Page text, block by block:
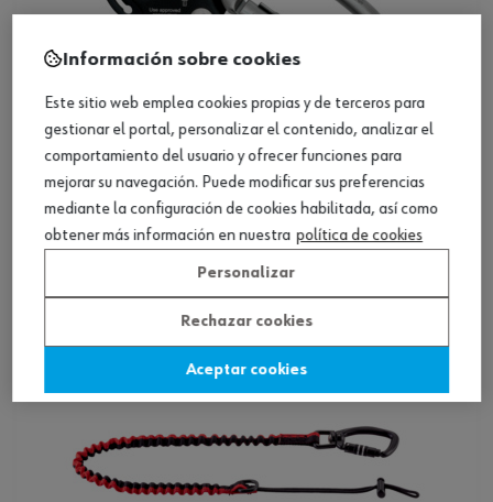
BACK UP posicionador para cuerda
Ver producto
Información sobre cookies
Este sitio web emplea cookies propias y de terceros para
gestionar el portal, personalizar el contenido, analizar el
comportamiento del usuario y ofrecer funciones para
mejorar su navegación. Puede modificar sus preferencias
mediante la configuración de cookies habilitada, así como
obtener más información en nuestra política de cookies
Personalizar
Rechazar cookies
Aceptar cookies